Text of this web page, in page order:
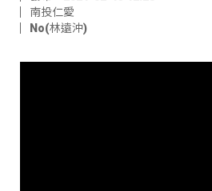
南投仁愛
No(林遠沖)